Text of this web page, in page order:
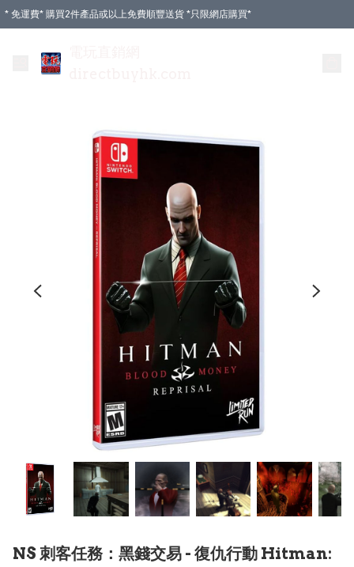
* 免運費* 購買2件產品或以上免費順豐送貨 *只限網店購買*
NS 刺客任務：黑錢交易 - 復仇行動 Hitman: